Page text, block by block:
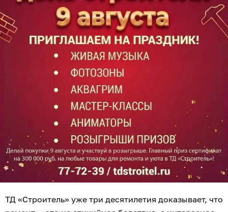
ТД «Строитель» уже три десятилетия доказывает, что